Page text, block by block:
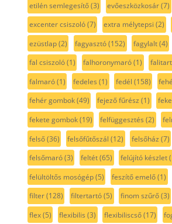
etilén semlegesítő(3) evőeszközkosár(7)
excenter csiszoló(7) extra mélytepsi (2)
ezüstlap(2) fagyasztó(152) fagylalt(4)
fal csiszoló(1) falhoronymaró(1)
falmaró(1) fedeles (1) fedél (158)
fehér gombok(49) fejező fűrész (1)
fekete gombok(19) felfüggesztés (2)
felső(36) felsőfűtőszál (12) felsőház (7)
felsőmaró(3) feltét(65) felújító készlet
felültöltős mosógép(5) feszítő emelő(1)
filter(128) filtertartó(5) finom szűrő(3)
flex(5) flexibilis (3) flexibiliscső(17)